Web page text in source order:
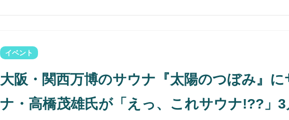
イベント
大阪・関西万博のサウナ『太陽のつぼみ』に
ナ・高橋茂雄氏が「えっ、これサウナ!??」